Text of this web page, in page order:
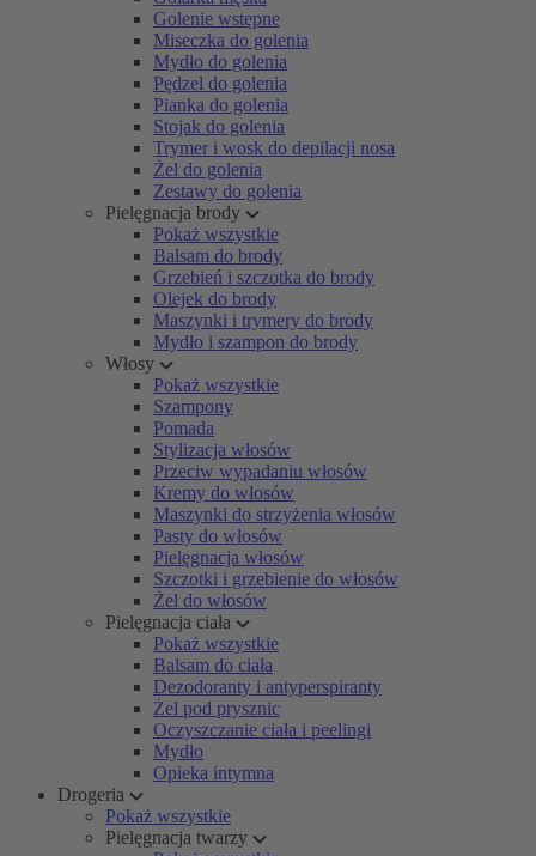
Golenie wstępne
Miseczka do golenia
Mydło do golenia
Pędzel do golenia
Pianka do golenia
Stojak do golenia
Trymer i wosk do depilacji nosa
Żel do golenia
Zestawy do golenia
Pielęgnacja brody
Pokaż wszystkie
Balsam do brody
Grzebień i szczotka do brody
Olejek do brody
Maszynki i trymery do brody
Mydło i szampon do brody
Włosy
Pokaż wszystkie
Szampony
Pomada
Stylizacja włosów
Przeciw wypadaniu włosów
Kremy do włosów
Maszynki do strzyżenia włosów
Pasty do włosów
Pielęgnacja włosów
Szczotki i grzebienie do włosów
Żel do włosów
Pielęgnacja ciała
Pokaż wszystkie
Balsam do ciała
Dezodoranty i antyperspiranty
Żel pod prysznic
Oczyszczanie ciała i peelingi
Mydło
Opieka intymna
Drogeria
Pokaż wszystkie
Pielęgnacja twarzy